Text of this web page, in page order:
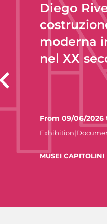
Diego
moderna
nel XX
From 09/06/2026
MUSEI CAPITOLINI